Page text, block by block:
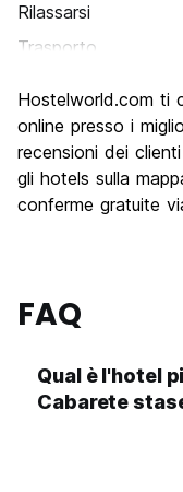
Rilassarsi
Trasporto
Luoghi di interesse
Festa / Vita notturna
Qualita' Prezzo
Hostelworld.com ti
online presso i
recensioni dei
gli hotels sulla
conferme gratuite
FAQ
Qual è l'hotel
Cabarete